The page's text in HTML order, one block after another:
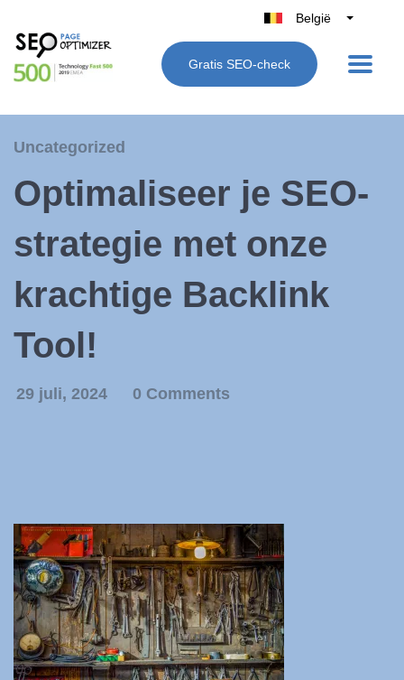
België
Belgique
Nederland
España
Gratis SEO-check
Uncategorized
Optimaliseer je SEO-
strategie met onze
krachtige Backlink
Tool!
29 juli, 2024 0 Comments